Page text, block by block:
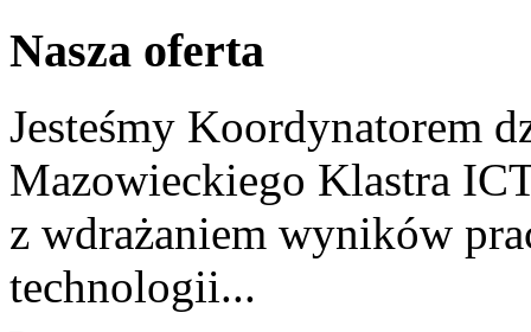
Nasza oferta
Jesteśmy Koordynatorem
Mazowieckiego Klastra
z wdrażaniem wyników
technologii...